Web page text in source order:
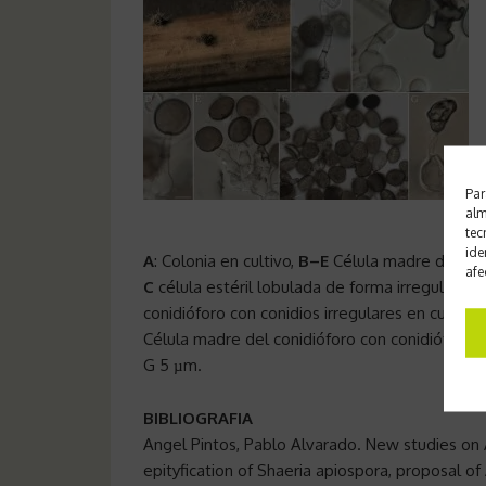
A: Colonia en cultivo, B–E Célula madre del
C célula estéril lobulada de forma irregular,
conidióforo con conidios irregulares en cultivo.
Célula madre del conidióforo con conidióforo
G 5 µm.
BIBLIOGRAFIA
Angel Pintos, Pablo Alvarado. New studies
epityfication of Shaeria apiospora, proposal